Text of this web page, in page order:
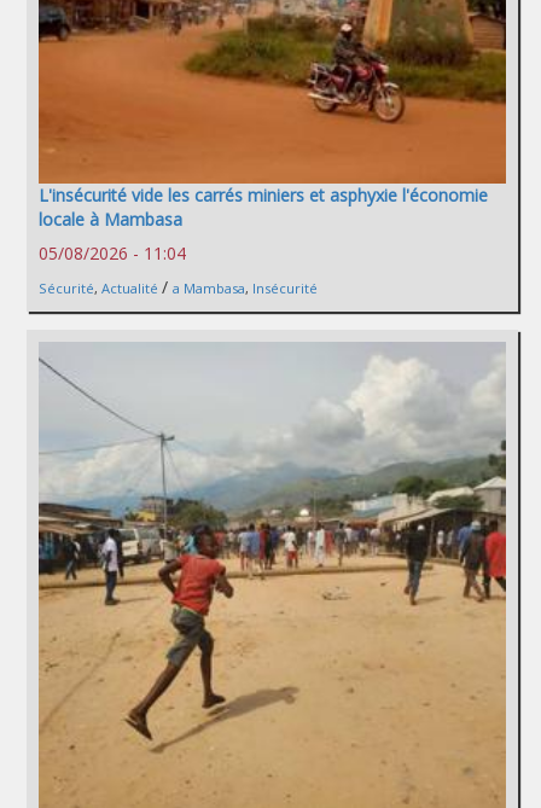
L'insécurité vide les carrés miniers et asphyxie l'économie
locale à Mambasa
05/08/2026 - 11:04
Sécurité, Actualité / a Mambasa, Insécurité